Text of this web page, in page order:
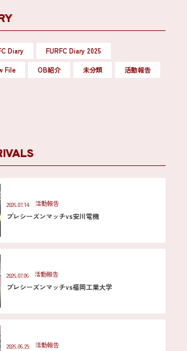
Diary
FURFC Diary 2025
File
OB紹介 未分類
活動報告
2026.07.14 活動報告
プレシーズンマッチvs安川電機
2026.07.06 活動報告
プレシーズンマッチvs福岡工業大学
2026.06.29 活動報告